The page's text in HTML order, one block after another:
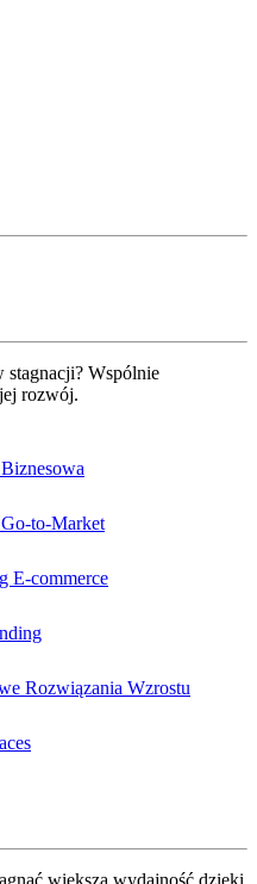
Wspólnie
rozwój.
Go-to-Market
E-commerce
Rozwiązania Wzrostu
większą wydajność dzięki